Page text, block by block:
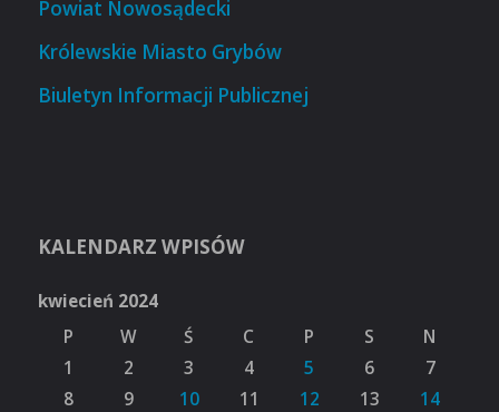
Powiat Nowosądecki
Królewskie Miasto Grybów
Biuletyn Informacji Publicznej
KALENDARZ WPISÓW
kwiecień 2024
P
W Ś C P S
N
1
2 3 4 5 6
7
8
9 10 11 12 13
14